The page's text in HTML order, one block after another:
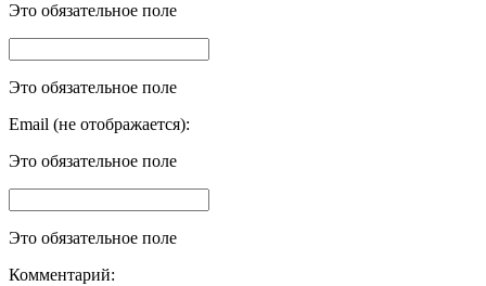
Это обязательное поле
Это обязательное поле
Email (не отображается):
Это обязательное поле
Это обязательное поле
Комментарий: